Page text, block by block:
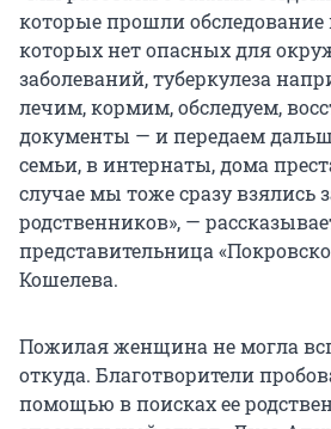
которые прошли обследование
которых нет опасных для
заболеваний, туберкулеза
лечим, кормим, обследуем,
документы — и передаем
семьи, в интернаты, дома
случае мы тоже сразу взялись
родственников», —
представительница
Кошелева.
Пожилая женщина не могла
откуда. Благотворители
помощью в поисках ее